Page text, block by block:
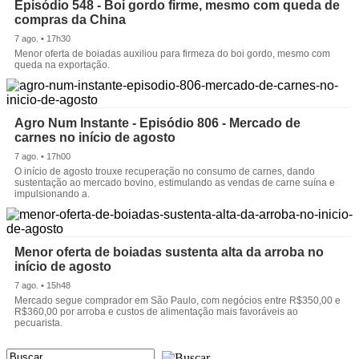
Episódio 548 - Boi gordo firme, mesmo com queda de
compras da China
7 ago. • 17h30
Menor oferta de boiadas auxiliou para firmeza do boi gordo, mesmo com
queda na exportação.
Agro Num Instante - Episódio 806 - Mercado de
carnes no início de agosto
7 ago. • 17h00
O início de agosto trouxe recuperação no consumo de carnes, dando
sustentação ao mercado bovino, estimulando as vendas de carne suína e
impulsionando a.
Menor oferta de boiadas sustenta alta da arroba no
início de agosto
7 ago. • 15h48
Mercado segue comprador em São Paulo, com negócios entre R$350,00 e
R$360,00 por arroba e custos de alimentação mais favoráveis ao
pecuarista.